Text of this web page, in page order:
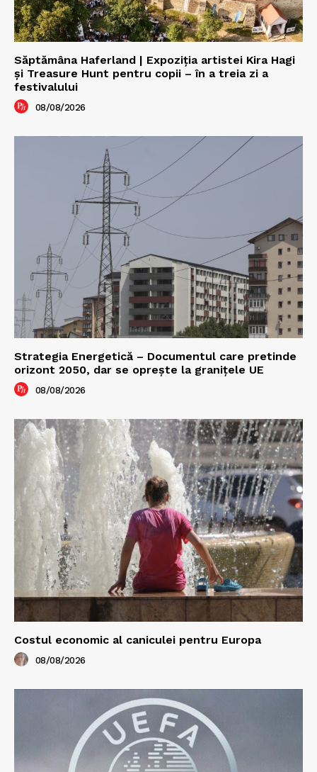
Săptămâna Haferland | Expoziţia artistei Kira Hagi
şi Treasure Hunt pentru copii – în a treia zi a
festivalului
08/08/2026
Strategia Energetică – Documentul care pretinde
orizont 2050, dar se oprește la granițele UE
08/08/2026
Costul economic al caniculei pentru Europa
08/08/2026